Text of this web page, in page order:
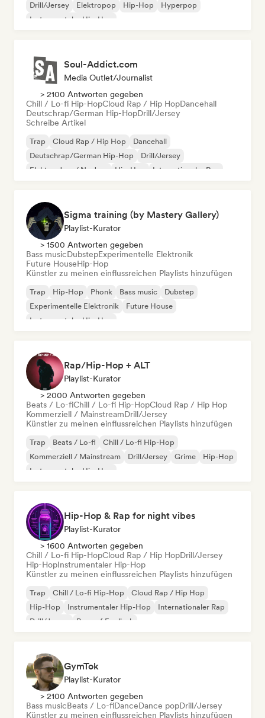
Drill/Jersey
Elektropop Hip-Hop
Hyperpop
Instrumentaler Hip-Hop
Soul-Addict.com
Media Outlet/Journalist
> 2100 Antworten gegeben
Chill / Lo-fi Hip-HopCloud Rap / Hip HopDancehall
Deutschrap/German Hip-HopDrill/Jersey
Schreibe Artikel
Trap Cloud Rap / Hip Hop
Dancehall
Deutschrap/German Hip-Hop
Drill/Jersey
Elektro-Jazz / Nu Jazz
Hip-Hop Internationaler Rap
Sigma training (by Mastery Gallery)
Playlist-Kurator
> 1500 Antworten gegeben
Bass musicDubstepExperimentelle Elektronik
Future HouseHip-Hop
Künstler zu meinen einflussreichen Playlists hinzufügen
Trap Hip-Hop Phonk Bass music
Dubstep
Experimentelle Elektronik
Future House
Instrumentaler Hip-Hop
Rap/Hip-Hop + ALT
Playlist-Kurator
> 2000 Antworten gegeben
Beats / Lo-fiChill / Lo-fi Hip-HopCloud Rap / Hip Hop
Kommerziell / MainstreamDrill/Jersey
Künstler zu meinen einflussreichen Playlists hinzufügen
Trap Beats / Lo-fi
Chill / Lo-fi Hip-Hop
Kommerziell / Mainstream
Drill/Jersey Grime
Hip-Hop
Instrumentaler Hip-Hop
Hip-Hop & Rap for night vibes
Playlist-Kurator
> 1600 Antworten gegeben
Chill / Lo-fi Hip-HopCloud Rap / Hip HopDrill/Jersey
Hip-HopInstrumentaler Hip-Hop
Künstler zu meinen einflussreichen Playlists hinzufügen
Trap Chill / Lo-fi Hip-Hop
Cloud Rap / Hip Hop
Hip-Hop
Instrumentaler Hip-Hop
Internationaler Rap
Drill/Jersey
Rap auf Englisch
GymTok
Playlist-Kurator
> 2100 Antworten gegeben
Bass musicBeats / Lo-fiDanceDance popDrill/Jersey
Künstler zu meinen einflussreichen Playlists hinzufügen